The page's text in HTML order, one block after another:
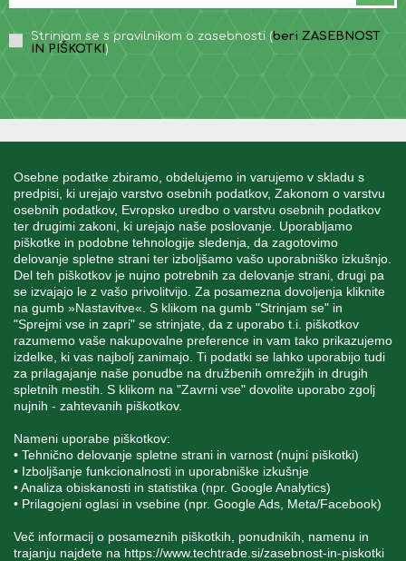
Osebne podatke zbiramo, obdelujemo in varujemo v skladu s
predpisi, ki urejajo varstvo osebnih podatkov, Zakonom o varstvu
osebnih podatkov, Evropsko uredbo o varstvu osebnih podatkov
ter drugimi zakoni, ki urejajo naše poslovanje. Uporabljamo
piškotke in podobne tehnologije sledenja, da zagotovimo
delovanje spletne strani ter izboljšamo vašo uporabniško izkušnjo.
Del teh piškotkov je nujno potrebnih za delovanje strani, drugi pa
se izvajajo le z vašo privolitvijo. Za posamezna dovoljenja kliknite
na gumb »Nastavitve«. S klikom na gumb "Strinjam se" in
"Sprejmi vse in zapri" se strinjate, da z uporabo t.i. piškotkov
razumemo vaše nakupovalne preference in vam tako prikazujemo
izdelke, ki vas najbolj zanimajo. Ti podatki se lahko uporabijo tudi
za prilagajanje naše ponudbe na družbenih omrežjih in drugih
spletnih mestih. S klikom na "Zavrni vse" dovolite uporabo zgolj
nujnih - zahtevanih piškotkov.
Nameni uporabe piškotkov:
• Tehnično delovanje spletne strani in varnost (nujni piškotki)
• Izboljšanje funkcionalnosti in uporabniške izkušnje
• Analiza obiskanosti in statistika (npr. Google Analytics)
• Prilagojeni oglasi in vsebine (npr. Google Ads, Meta/Facebook)
Več informacij o posameznih piškotkih, ponudnikih, namenu in
trajanju najdete na https://www.techtrade.si/zasebnost-in-piskotki
Strinjam se s pravilnikom o zasebnosti (beri ZASEBNOST
IN PIŠKOTKI )
MOJ RAČUN
STORITEV ZA STRANKE
SPREMLJAJTE NAS
+386 1 562 21 11